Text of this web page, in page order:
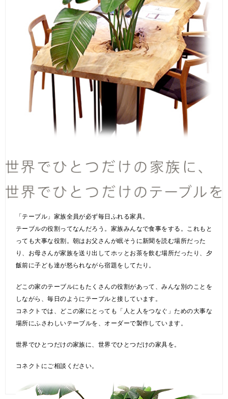
「テーブル」家族全員が必ず毎日ふれる家具。
テーブルの役割ってなんだろう。家族みんなで食事をする。これもと
っても大事な役割。朝はお父さんが眠そうに新聞を読む場所だった
り、お母さんが家族を送り出してホッとお茶を飲む場所だったり、夕
飯前に子ども達が怒られながら宿題をしてたり。
どこの家のテーブルにもたくさんの役割があって、みんな別のことを
しながら、毎日のようにテーブルと接しています。
コネクトでは、どこの家にとっても「人と人をつなぐ」ための大事な
場所にふさわしいテーブルを、オーダーで製作しています。
世界でひとつだけの家族に、世界でひとつだけの家具を。
コネクトにご相談ください。